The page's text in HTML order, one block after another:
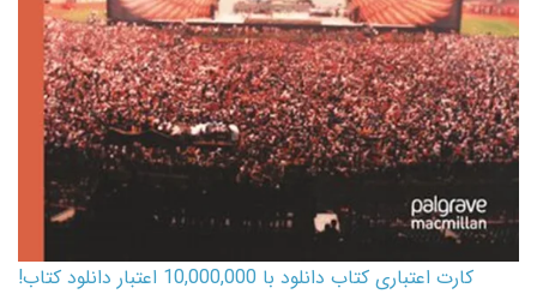
کارت اعتباری کتاب دانلود با 10,000,000 اعتبار دانلود کتاب!